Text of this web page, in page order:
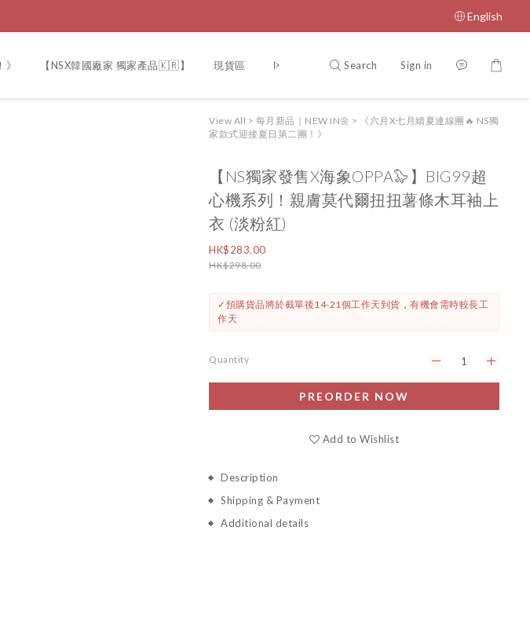
English
【NSX韓國廠家 獨家產品🇰🇷】 現貨區 NEVERSPRINGVIP 【門市開放時間🎏】 【
Search Sign in
View All > 每月新品｜NEW IN🌼 >
《六月X七月續夏連線團🔥 NS獨
家款式迎接夏日第二團！》
【NS獨家發售X海象OPPA🦭】BIG99超
心機系列！親膚莫代爾扭扭薯條木耳袖上
衣 (淡粉紅)
HK$283.00
HK$298.00
✓預購貨品將於截單後14-21個工作天到貨，有機會需時較長工
作天
Quantity
PREORDER NOW
Add to Wishlist
Description
Shipping & Payment
Additional details